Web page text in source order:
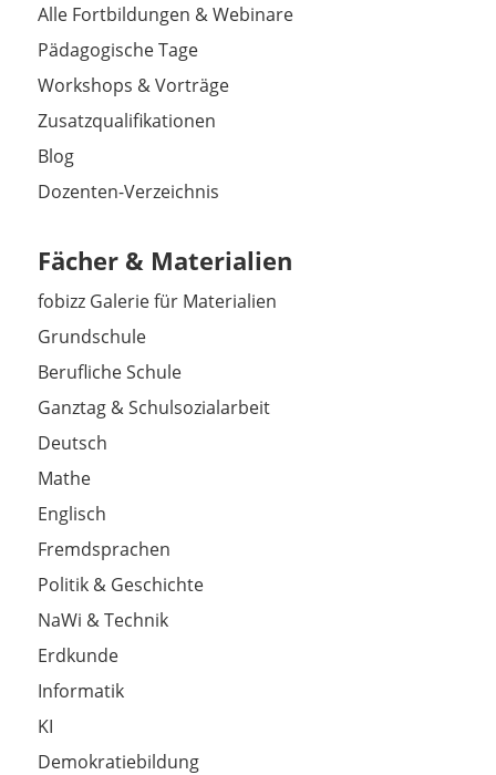
Alle Fortbildungen & Webinare
Pädagogische Tage
Workshops & Vorträge
Zusatzqualifikationen
Blog
Dozenten-Verzeichnis
Fächer & Materialien
fobizz Galerie für Materialien
Grundschule
Berufliche Schule
Ganztag & Schulsozialarbeit
Deutsch
Mathe
Englisch
Fremdsprachen
Politik & Geschichte
NaWi & Technik
Erdkunde
Informatik
KI
Demokratiebildung